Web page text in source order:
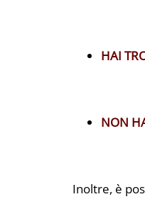
HAI
NON
Inoltre, è